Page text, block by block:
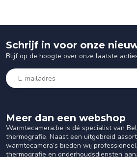
Meer dan een webshop
Warmtecamera.be is dé specialist van
thermografie. Naast een uitgebreid
warmtecamera’s bieden wij
thermografie en onderhoudsdiensten aan.
Schrijf in voor onze
Blijf op de hoogte over onze laatste